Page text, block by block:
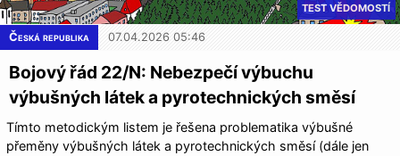
TEST VĚDOMOSTÍ
Česká republika 07.04.2026 05:46
Bojový řád 22/N: Nebezpečí výbuchu
výbušných látek a pyrotechnických smě­sí
Tímto metodickým listem je řešena problematika výbušné
přeměny výbušných látek a pyrotechnických směsí (dále jen